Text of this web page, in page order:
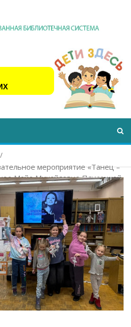
мероприятие «Танец –
Майе Михайловне Плисецкой